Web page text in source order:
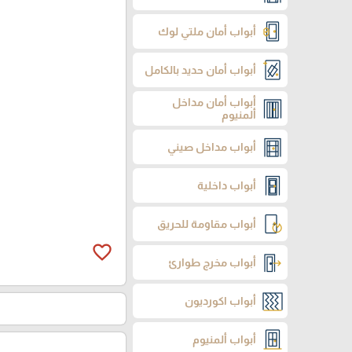
أبواب أمان ملتي لوك
أبواب أمان حديد بالكامل
أبواب أمان مداخل
ألمنيوم
أبواب مداخل صيني
أبواب داخلية
أبواب مقاومة للحريق
أبواب مخرج طوارئ
أبواب اكورديون
أبواب ألمنيوم
favorite_border